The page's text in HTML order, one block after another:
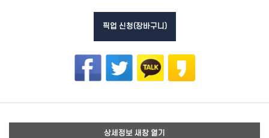
픽업 신청(장바구니)
상세정보 새창 열기